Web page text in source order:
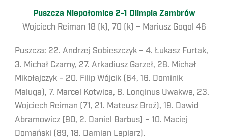
Puszcza Niepołomice 2-1 Olimpia Zambrów
Wojciech Reiman 18 (k), 70 (k) – Mariusz Gogol 46
Puszcza: 22. Andrzej Sobieszczyk – 4. Łukasz Furtak,
3. Michał Czarny, 27. Arkadiusz Garzeł, 28. Michał
Mikołajczyk – 20. Filip Wójcik (64, 16. Dominik
Maluga), 7. Marcel Kotwica, 8. Longinus Uwakwe, 23.
Wojciech Reiman (71, 21. Mateusz Broź), 19. Dawid
Abramowicz (90, 2. Daniel Barbus) – 10. Maciej
Domański (89, 18. Damian Lepiarz).